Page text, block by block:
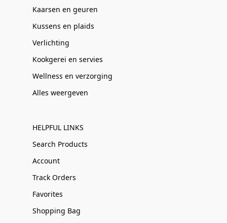
Kaarsen en geuren
Kussens en plaids
Verlichting
Kookgerei en servies
Wellness en verzorging
Alles weergeven
HELPFUL LINKS
Search Products
Account
Track Orders
Favorites
Shopping Bag